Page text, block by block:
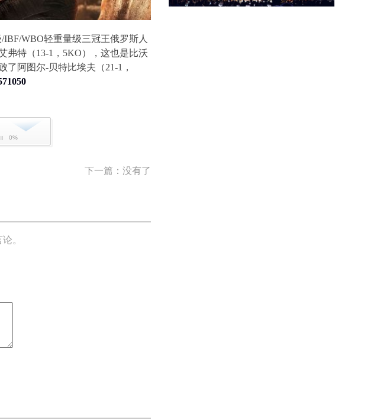
/IBF/WBO轻重量级三冠王俄罗斯人
弗特（13-1 ， 5KO），这也是比沃
了阿图尔-贝特比埃夫（21-1 ，
0%
下一篇：没有了
。